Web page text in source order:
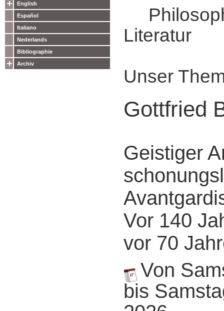
English
Español
Italiano
Nederlands
Bibliographie
Archiv
Literatur
Unser
Gottfried
Geistiger
Vor 140
vor 70
Von
bis